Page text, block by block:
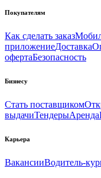
Покупателям
Как сделать заказ
приложениеДоставка
офертаБезопасность
Бизнесу
Стать поставщиком
выдачиТендерыАренда
Карьера
ВакансииВодитель-